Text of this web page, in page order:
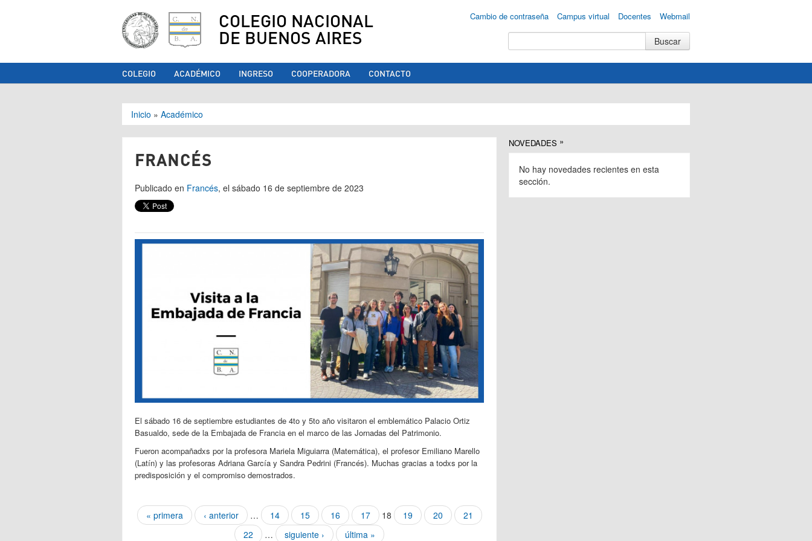
COLEGIO NACIONAL
DE BUENOS AIRES
Cambio de contraseña Campus virtual Docentes Webmail
COLEGIO ACADÉMICO INGRESO COOPERADORA CONTACTO
Se encuentra usted aquí
Inicio » Académico
FRANCÉS
Publicado en Francés, el sábado 16 de septiembre de 2023
El sábado 16 de septiembre estudiantes de 4to y 5to año visitaron el emblemático Palacio Ortiz
Basualdo, sede de la Embajada de Francia en el marco de las Jornadas del Patrimonio.
Fueron acompañadxs por la profesora Mariela Miguiarra (Matemática), el profesor Emiliano Marello
(Latín) y las profesoras Adriana García y Sandra Pedrini (Francés). Muchas gracias a todxs por la
predisposición y el compromiso demostrados.
Páginas
« primera ‹ anterior … 14 15 16 17 18 19 20
21
22
… siguiente › última »
NOVEDADES
No hay novedades recientes en esta
sección.